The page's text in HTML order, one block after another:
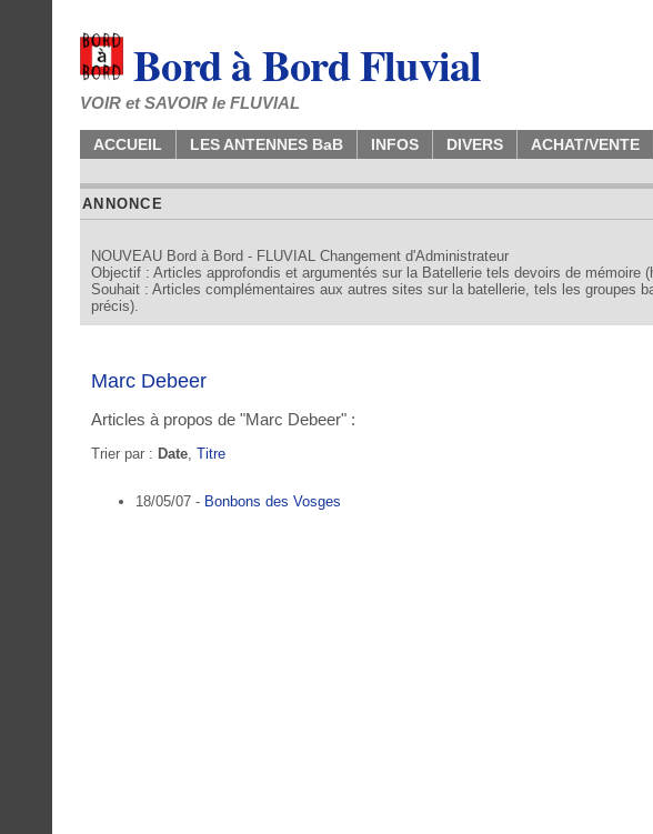
Bord à Bord Fluvial
VOIR et SAVOIR le FLUVIAL
ACCUEIL LES ANTENNES BaB INFOS DIVERS ACHAT/VENTE
ANNONCE
NOUVEAU Bord à Bord - FLUVIAL Changement d'Administrateur
Objectif : Articles approfondis et argumentés sur la Batellerie tels devoirs de
Souhait : Articles complémentaires aux autres sites sur la batellerie, tels les groupes
précis).
Marc Debeer
Articles à propos de "Marc Debeer" :
Trier par : Date Titre
18/05/07 - Bonbons des Vosges